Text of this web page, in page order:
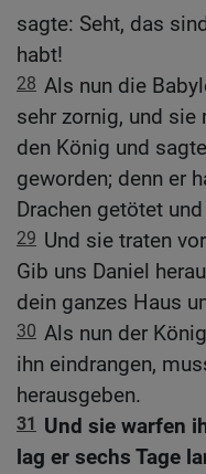
sagte: Seht, das
habt!
28 Als nun die
sehr zornig, und sie
den König und
geworden; denn er
Drachen getötet
29 Und sie traten
Gib uns Daniel
dein ganzes Haus
30 Als nun der
ihn eindrangen,
herausgeben.
31
Und sie warfen
lag er sechs Tage